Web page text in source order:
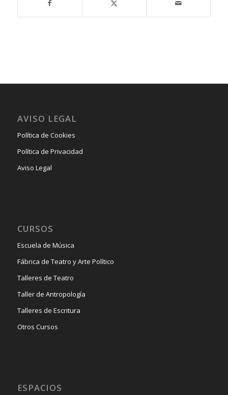
AVISO LEGAL
Política de Cookies
Política de Privacidad
Aviso Legal
CURSOS
Escuela de Música
Fábrica de Teatro y Arte Político
Talleres de Teatro
Taller de Antropología
Talleres de Escritura
Otros Cursos
ESPACIOS